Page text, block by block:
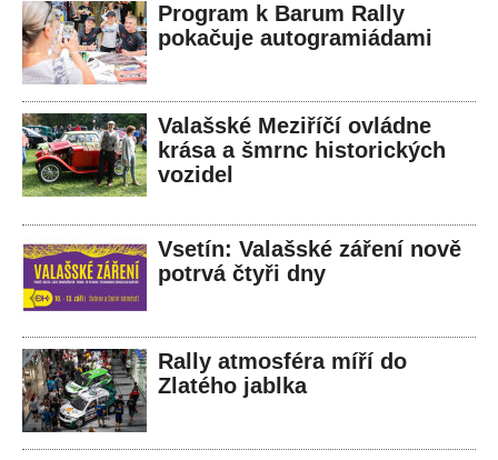
Program k Barum Rally
pokačuje autogramiádami
Valašské Meziříčí ovládne
krása a šmrnc historických
vozidel
Vsetín: Valašské záření nově
potrvá čtyři dny
Rally atmosféra míří do
Zlatého jablka